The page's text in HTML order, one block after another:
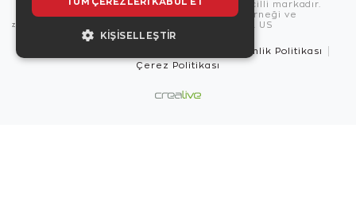
Copyright © 2026, Zen Diamond tescilli markadır.
Zen Diamond Birleşmiş Markalar Derneği ve
Turquality Destek Programı üyesidir. US
Güvenlik Politikası
Çerez Politikası
KIŞISELLEŞTIR